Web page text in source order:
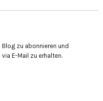
Blog zu abonnieren und
E-Mail zu erhalten.